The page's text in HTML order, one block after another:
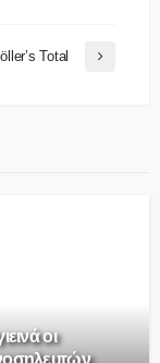
Total
οι